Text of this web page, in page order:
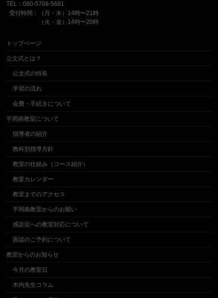
TEL：080-5708-5681
受付時間：（月・木）14時〜21時
（火・金）14時〜20時
トップページ
公文式とは？
公文式の特長
学習の流れ
会費・手続きについて
平岡南教室について
指導者の紹介
教科別指導方針
教室の仕組み（コース紹介）
教室カレンダー
教室までのアクセス
平岡南教室からのお願い
感染症への教室対応について
面談のご予約について
教室からのお知らせ
今月の教室日
木内先生コラム